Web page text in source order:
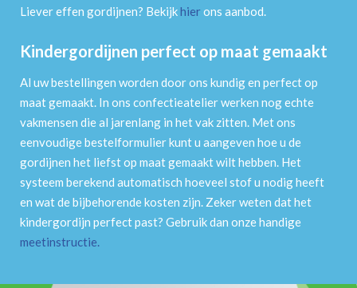
Liever effen gordijnen? Bekijkhierons aanbod.
Kindergordijnen perfect op maat gemaakt
Al uw bestellingen worden door ons kundig en perfect op
maat gemaakt. In ons confectieatelier werken nog echte
vakmensen die al jarenlang in het vak zitten. Met ons
eenvoudige bestelformulier kunt u aangeven hoe u de
gordijnen het liefst op maat gemaakt wilt hebben. Het
systeem berekend automatisch hoeveel stof u nodig heeft
en wat de bijbehorende kosten zijn. Zeker weten dat het
kindergordijn perfect past? Gebruik dan onze handige
meetinstructie.